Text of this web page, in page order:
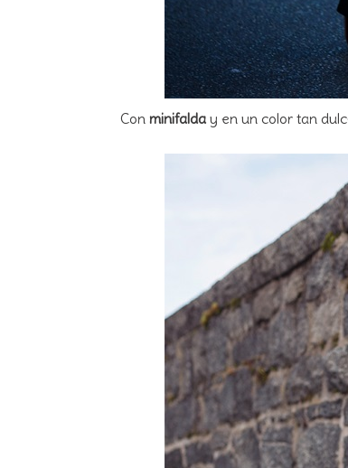
Con minifalda y en un color tan